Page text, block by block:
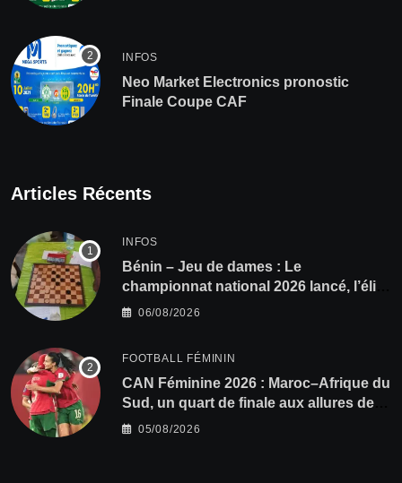
INFOS
Neo Market Electronics pronostic
Finale Coupe CAF
Articles Récents
INFOS
Bénin – Jeu de dames : Le
championnat national 2026 lancé, l’élite
du damier à la conquête du sacre
06/08/2026
FOOTBALL FÉMININ
CAN Féminine 2026 : Maroc–Afrique du
Sud, un quart de finale aux allures de
finale
05/08/2026